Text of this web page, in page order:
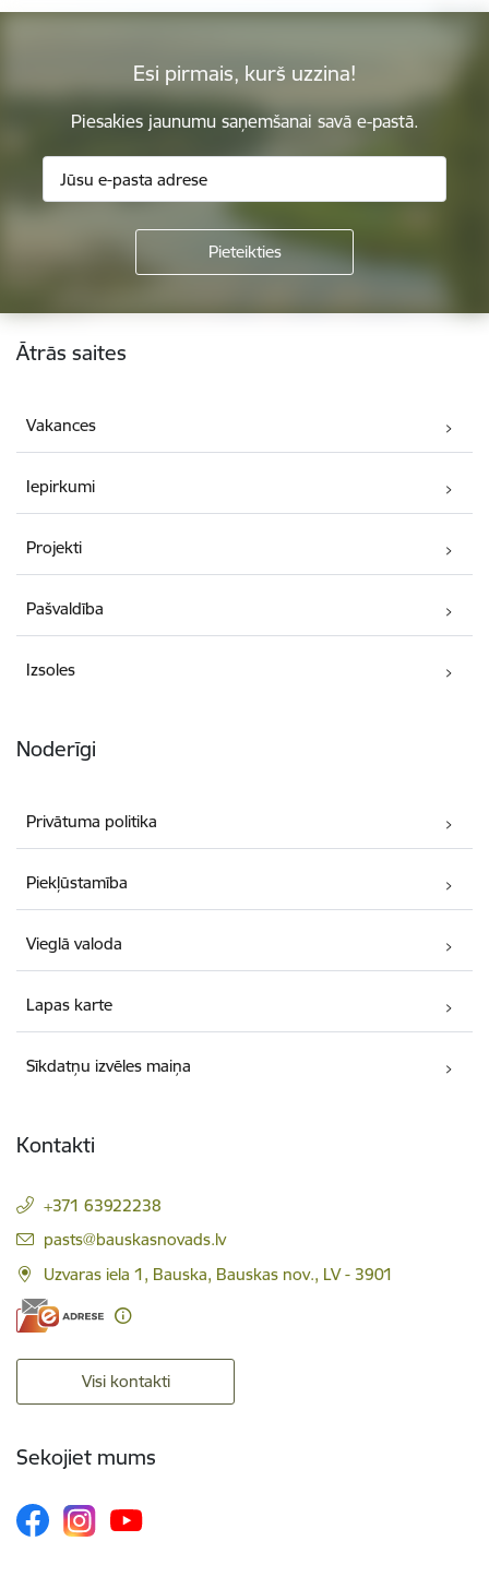
Esi pirmais, kurš uzzina!
Piesakies jaunumu saņemšanai savā e-pastā.
Kājene
Ātrās saites
Vakances
Iepirkumi
Projekti
Pašvaldība
Izsoles
Noderīgi
Privātuma politika
Piekļūstamība
Vieglā valoda
Lapas karte
Sīkdatņu izvēles maiņa
Kontakti
+371 63922238
E-pasts:
pasts@bauskasnovads.lv
Uzvaras iela 1, Bauska, Bauskas nov., LV - 3901
Visi kontakti
Sekojiet mums